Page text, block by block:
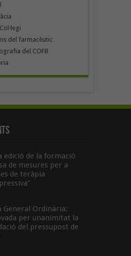
del farmacèutic
del COFB
edició de la formació
de mesures per a
de teràpia
General Ordinària:
per unanimitat la
del pressupost de